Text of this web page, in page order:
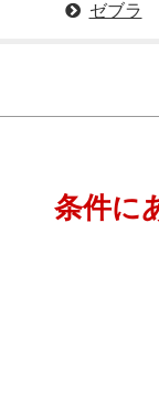
ゼブラ
条件に